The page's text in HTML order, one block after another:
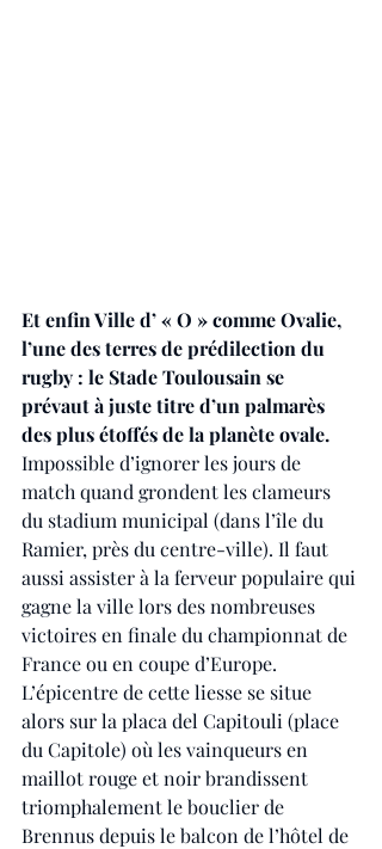
Et enfin Ville d’ « O » comme Ovalie,
l’une des terres de prédilection du
rugby : le Stade Toulousain se
prévaut à juste titre d’un palmarès
des plus étoffés de la planète ovale.
Impossible d’ignorer les jours de
match quand grondent les clameurs
du stadium municipal (dans l’île du
Ramier, près du centre-ville). Il faut
aussi assister à la ferveur populaire qui
gagne la ville lors des nombreuses
victoires en finale du championnat de
France ou en coupe d’Europe.
L’épicentre de cette liesse se situe
alors sur la placa del Capitouli (place
du Capitole) où les vainqueurs en
maillot rouge et noir brandissent
triomphalement le bouclier de
Brennus depuis le balcon de l’hôtel de